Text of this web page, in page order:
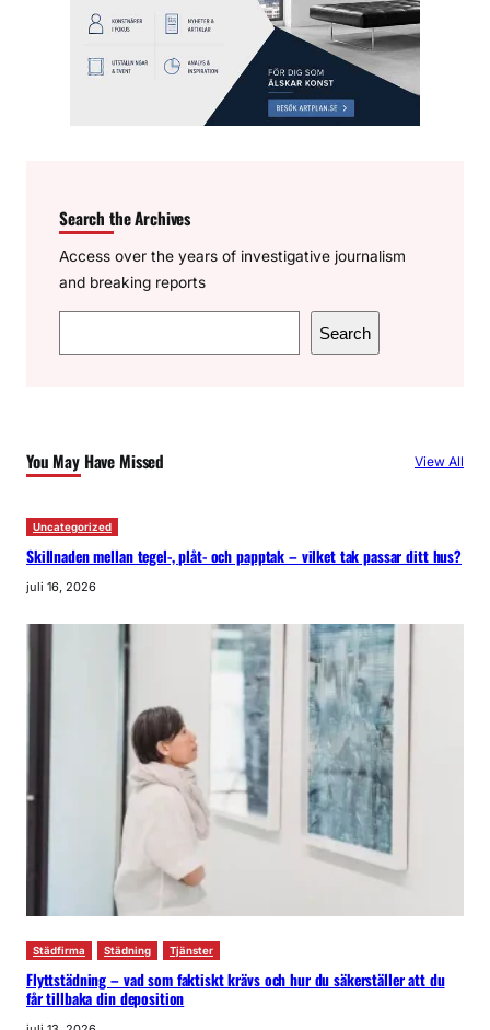
Search the Archives
Access over the years of investigative journalism
and breaking reports
e
h
Search
You May Have Missed View All
Uncategorized
Skillnaden mellan tegel-, plåt- och papptak – vilket tak passar ditt hus?
juli 16, 2026
Städfirma Städning Tjänster
Flyttstädning – vad som faktiskt krävs och hur du säkerställer att du
får tillbaka din deposition